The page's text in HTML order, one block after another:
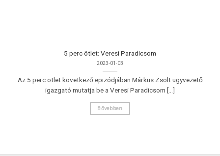
5 perc ötlet: Veresi Paradicsom
2023-01-03
Az 5 perc ötlet következő epizódjában Márkus Zsolt ügyvezető
igazgató mutatja be a Veresi Paradicsom [...]
Bővebben